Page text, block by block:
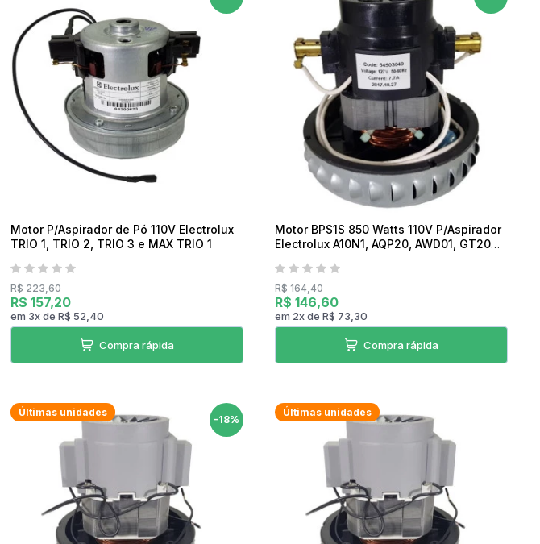
07h as 17h
Desengripante
Motor P/Aspirador de Pó 110V Electrolux
TRIO 1, TRIO 2, TRIO 3 e MAX TRIO 1
R$ 223,60
R$ 157,20
em 3xde R$ 52,40
Compra rápida
Motor BPS1S 850 Watts 110V P/Aspirador
Electrolux A10N1, AQP20, AWD01, GT20N,
R$ 164,40
R$ 146,60
em 2xde R$ 73,30
Compra rápida
-18%
Últimas unidades Últimas unidades